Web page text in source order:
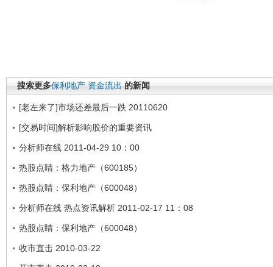
搜索更多保利地产 资金流出 的新闻
[老左来了]市场还差最后一跌 20110620
[交易时间]解析影响股价的重要资讯
分析师在线 2011-04-29 10：00
热股点睛：格力地产（600185）
热股点睛：保利地产（600048）
分析师在线 热点资讯解析 2011-02-17 11：08
热股点睛：保利地产（600048）
收市直击 2010-03-22